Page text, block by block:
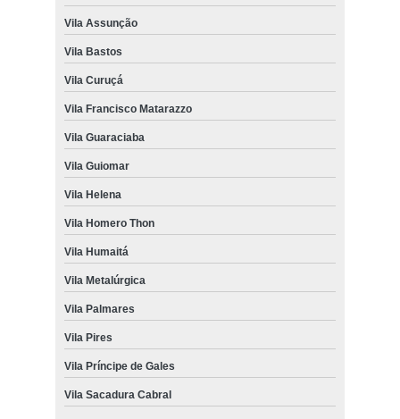
Vila Assunção
Vila Bastos
Vila Curuçá
Vila Francisco Matarazzo
Vila Guaraciaba
Vila Guiomar
Vila Helena
Vila Homero Thon
Vila Humaitá
Vila Metalúrgica
Vila Palmares
Vila Pires
Vila Príncipe de Gales
Vila Sacadura Cabral